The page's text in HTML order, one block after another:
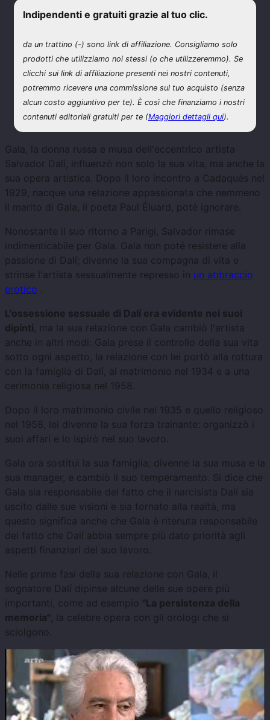
Indipendenti e gratuiti grazie al tuo clic.
da un trattino (-) sono link di affiliazione. Consigliamo solo
prodotti che utilizziamo noi stessi (o che utilizzeremmo). Se
clicchi sui link di affiliazione presenti nei nostri contenuti,
potremmo ricevere una commissione sul tuo acquisto (senza
alcun costo aggiuntivo per te). È così che finanziamo i nostri
contenuti editoriali gratuiti per te (Maggiori dettagli qui).
Gala, la donna russa e musa dell'eccentrico artista
Salvador Dalí, influenzò non solo la sua vita, ma anche la
sua opera artistica. Dopo il loro incontro a Cadaqués nel
1929, nacque una relazione appassionata che nemmeno
il marito di Gala, il poeta Paul Éluard, poté ignorare.
Nonostante il suo ritorno a Parigi, Salvador rimase
indimenticabile per Gala. Gala non poté resistere alla
passione di Dalí; divenne la sua compagna di vita e
strinse l'artista sessualmente represso in un abbraccio
erotico .
L'ossessione sessuale di Dalí era evidente nei suoi
dipinti , ma la sua relazione con Gala cambiò l'artista
anche in altri modi: Gala prese il controllo della sua vita
sotto ogni aspetto, la relazione con lei portò alla rottura
con la famiglia di Dalí, al matrimonio nel 1934 e a una
cerimonia religiosa nel 1958.
Dopo il loro matrimonio civile nel 1935 e quello religioso
nel 1958, lei divenne la sua forza trainante: organizzò i
suoi affari e lo ispirò nel suo lavoro.
Gala ora sostituì la sua famiglia; divenne la sua musa e la
sua manager, e cambiò il suo temperamento. Si dice che
Gala sia responsabile del fatto che il narcisista Dalí sia
uscito dalle sue visioni e sia tornato alla realtà, ma
questo significa anche che Gala è ritenuta responsabile
del fatto che Dalí abbia sempre più dato priorità agli
aspetti finanziari del suo lavoro.
Nelle prime fasi della sua relazione con Gala, il
sognatore Dalí dipinse alcune delle sue opere più
importanti, come ad esempio "La persistenza della
memoria" , la celebre opera con gli orologi che si
sciolgono.